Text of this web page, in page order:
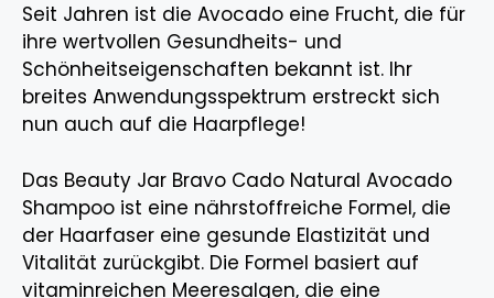
Seit Jahren ist die Avocado eine Frucht, die für
ihre wertvollen Gesundheits- und
Schönheitseigenschaften bekannt ist. Ihr
breites Anwendungsspektrum erstreckt sich
nun auch auf die Haarpflege!
Das Beauty Jar Bravo Cado Natural Avocado
Shampoo ist eine nährstoffreiche Formel, die
der Haarfaser eine gesunde Elastizität und
Vitalität zurückgibt. Die Formel basiert auf
vitaminreichen Meeresalgen, die eine